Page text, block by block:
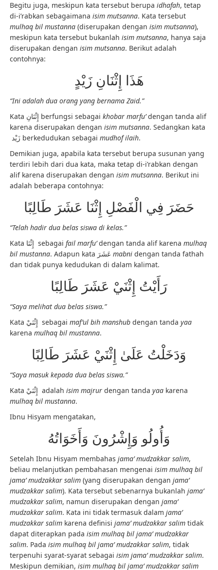
Begitu juga, meskipun kata tersebut berupa idhafah, tetap
di-i’rabkan sebagaimana isim mutsanna. Kata tersebut
mulhaq bil mustanna (diserupakan dengan isim mutsanna),
meskipun kata tersebut bukanlah isim mutsanna, hanya saja
diserupakan dengan isim mutsanna. Berikut adalah
contohnya:
هَذَا إِثْنَانِ زَيْدٍ
“Ini adalah dua orang yang bernama Zaid.”
Kata إِثْنَانِ berfungsi sebagai khobar marfu’dengan tanda alif
karena diserupakan dengan isim mutsanna. Sedangkan kata
زَيْد berkedudukan sebagai mudhof ilaih.
Demikian juga, apabila kata tersebut berupa susunan yang
terdiri lebih dari dua kata, maka tetap di-i’rabkan dengan
alif karena diserupakan dengan isim mutsanna. Berikut ini
adalah beberapa contohnya:
حَضَرَ فِي الْفَصْلِ إِثْنَا عَشَرَ طَالِبًا
“Telah hadir dua belas siswa di kelas.”
Kata إِثْنَا sebagai fail marfu’dengan tanda alif karena mulhaq
bil mustanna
mabni dengan tanda fathah
dan tidak punya kedudukan di dalam kalimat.
رَأَيْتُ إِثْنَيْ عَشَرَ طَالِبًا
“Saya melihat dua belas siswa.”
Kata إِثْنَيْ sebagai maf’ul bih manshub dengan tanda yaa
karena mulhaq bil mustanna.
وَدَخَلْتُ عَلَىٰ إِثْنَيْ عَشَرَ طَالِبًا
“Saya masuk kepada dua belas siswa.”
Kata إِثْنَيْ adalah isim majrur dengan tanda yaa karena
mulhaq bil mustanna.
Ibnu Hisyam mengatakan,
وَأُولُو وَإِشْرُونَ وَأَخَوَاتُهُ
Setelah Ibnu Hisyam membahas jama’ mudzakkar salim,
beliau melanjutkan pembahasan mengenai isim mulhaq bil
jama’ mudzakkar salim (yang diserupakan dengan jama’
mudzakkar salim). Kata tersebut sebenarnya bukanlah jama’
mudzakkar salim, namun diserupakan dengan jama’
mudzakkar salim. Kata ini tidak termasuk dalam jama’
mudzakkar salim karena definisi jama’ mudzakkar salim tidak
dapat diterapkan pada isim mulhaq bil jama’ mudzakkar
salim. Pada isim mulhaq bil jama’ mudzakkar salim, tidak
terpenuhi syarat-syarat sebagai isim jama’ mudzakkar salim.
Meskipun demikian, isim mulhaq bil jama’ mudzakkar salim